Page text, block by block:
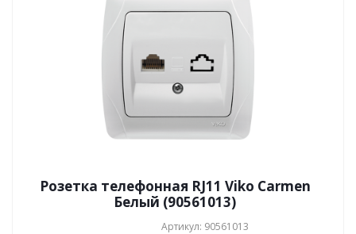
Розетка телефонная RJ11 Viko Carmen
Белый (90561013)
Артикул: 90561013